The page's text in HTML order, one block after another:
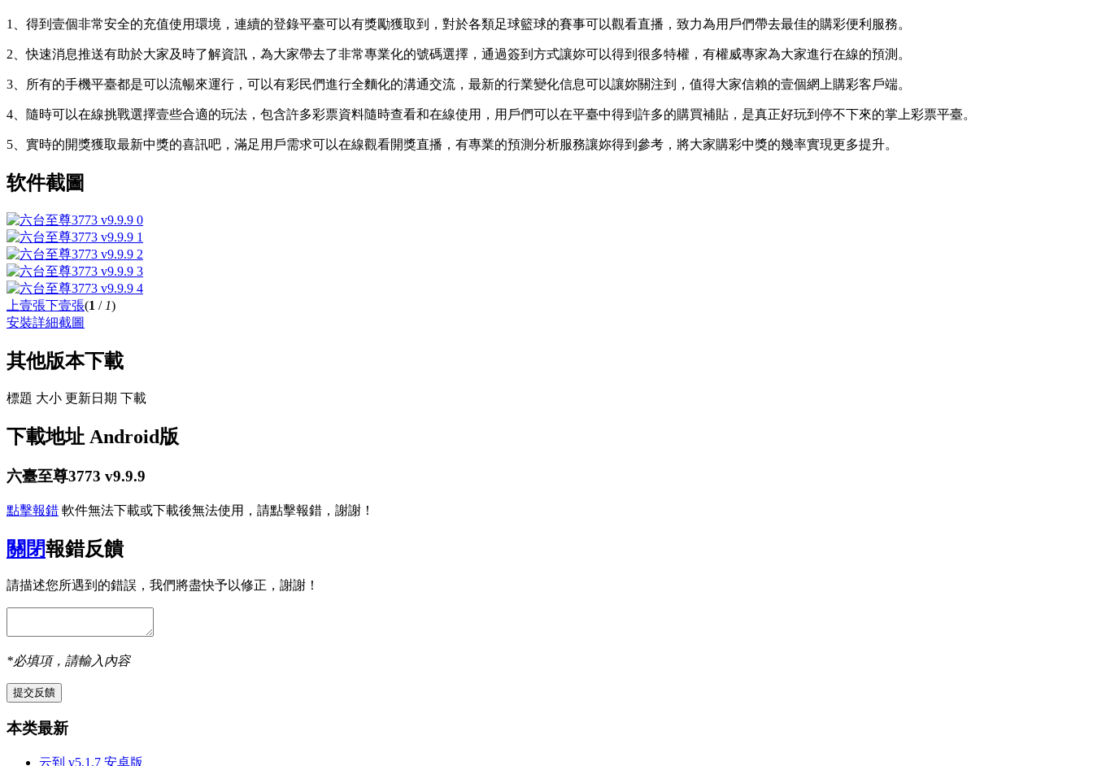
1、得到壹個非常安全的充值使用環境，連續的登錄平臺可以有獎勵獲取到，對於各類足球籃球的賽事可以觀看直播，致力為用戶們帶去最佳的購彩便利服務。
2、快速消息推送有助於大家及時了解資訊，為大家帶去了非常專業化的號碼選擇，通過簽到方式讓妳可以得到很多特權，有權威專家為大家進行在線的預測。
3、所有的手機平臺都是可以流暢來運行，可以有彩民們進行全麵化的溝通交流，最新的行業變化信息可以讓妳關注到，值得大家信賴的壹個網上購彩客戶端。
4、隨時可以在線挑戰選擇壹些合適的玩法，包含許多彩票資料隨時查看和在線使用，用戶們可以在平臺中得到許多的購買補貼，是真正好玩到停不下來的掌上彩票平臺。
5、實時的開獎獲取最新中獎的喜訊吧，滿足用戶需求可以在線觀看開獎直播，有專業的預測分析服務讓妳得到參考，將大家購彩中獎的幾率實現更多提升。
软件截圖
上壹張下壹張(1 / 1)
安裝詳細截圖
其他版本下載
標題 大小 更新日期 下載
下載地址 Android版
六臺至尊3773 v9.9.9
點擊報錯 軟件無法下載或下載後無法使用，請點擊報錯，謝謝！
關閉報錯反饋
請描述您所遇到的錯誤，我們將盡快予以修正，謝謝！
*必填項，請輸入內容
本类最新
云到 v5.1.7 安卓版